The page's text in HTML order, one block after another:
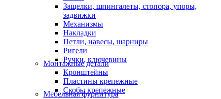
Защелки, шпингалеты, стопора, упоры,
задвижки
Механизмы
Накладки
Петли, навесы, шарниры
Ригели
Ручки, ключевины
Монтажные детали
Кронштейны
Пластины крепежные
Скобы крепежные
Мебельная фурнитура